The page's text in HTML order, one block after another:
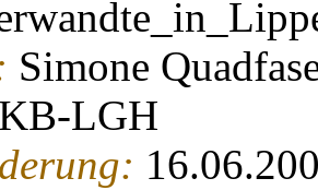
Simone
KB-LGH